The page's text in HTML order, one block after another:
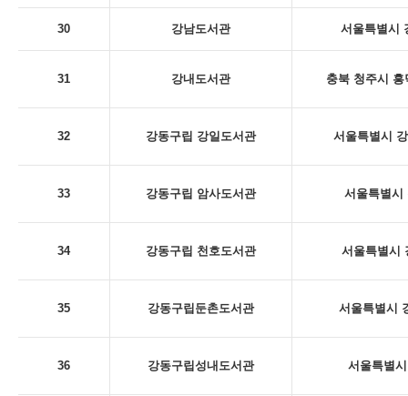
30 강남도서관 서울특별시
31 강내도서관 충북 청주시
32 강동구립 강일도서관 서울특별시
33 강동구립 암사도서관 서울특별시
34 강동구립 천호도서관 서울특별시
35 강동구립둔촌도서관 서울특별시
36 강동구립성내도서관 서울특별